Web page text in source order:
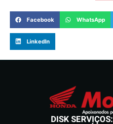
Facebook WhatsApp
LinkedIn
DISK SERVIÇOS: